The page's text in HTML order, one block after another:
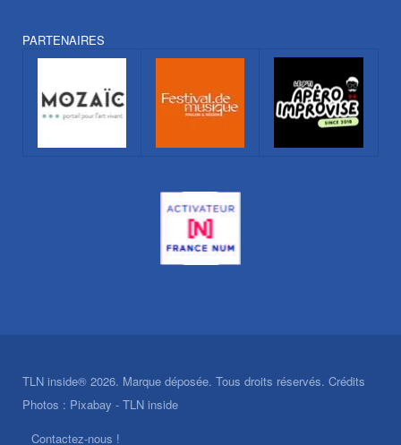
PARTENAIRES
TLN inside® 2026. Marque déposée. Tous droits réservés. Crédits
Photos : Pixabay - TLN inside
Contactez-nous !